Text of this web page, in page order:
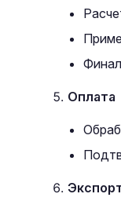
Оплата